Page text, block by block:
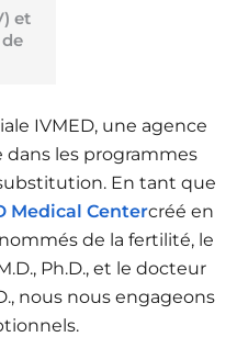
et
IVMED, une agence
dans les programmes
En tant que
Medical Centercréé en
de la fertilité, le
Ph.D., et le docteur
nous nous engageons